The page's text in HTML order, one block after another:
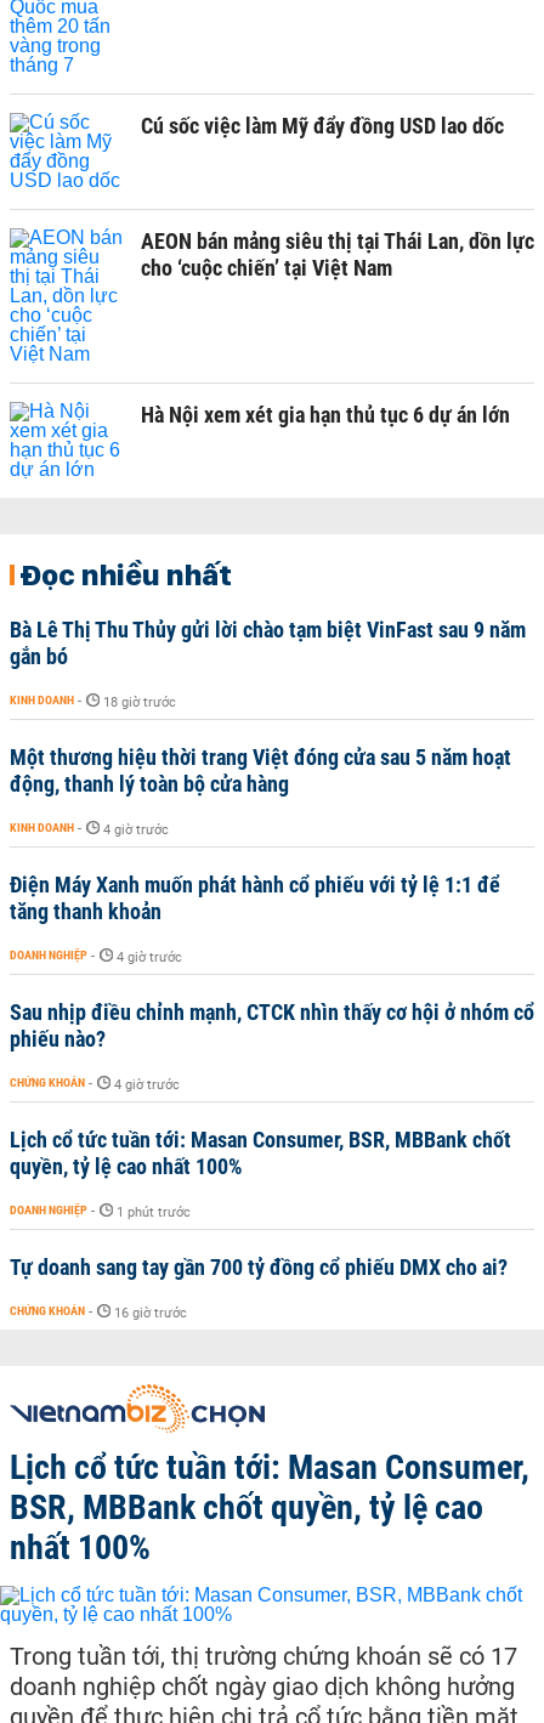
Cú sốc việc làm Mỹ đẩy đồng USD lao dốc
AEON bán mảng siêu thị tại Thái Lan, dồn lực
cho ‘cuộc chiến’ tại Việt Nam
Hà Nội xem xét gia hạn thủ tục 6 dự án lớn
Đọc nhiều nhất
Bà Lê Thị Thu Thủy gửi lời chào tạm biệt VinFast sau 9 năm
gắn bó
KINH DOANH - 18 giờ trước
Một thương hiệu thời trang Việt đóng cửa sau 5 năm hoạt
động, thanh lý toàn bộ cửa hàng
KINH DOANH - 4 giờ trước
Điện Máy Xanh muốn phát hành cổ phiếu với tỷ lệ 1:1 để
tăng thanh khoản
DOANH NGHIỆP - 4 giờ trước
Sau nhịp điều chỉnh mạnh, CTCK nhìn thấy cơ hội ở nhóm cổ
phiếu nào?
CHỨNG KHOÁN - 4 giờ trước
Lịch cổ tức tuần tới: Masan Consumer, BSR, MBBank chốt
quyền, tỷ lệ cao nhất 100%
DOANH NGHIỆP - 1 phút trước
Tự doanh sang tay gần 700 tỷ đồng cổ phiếu DMX cho ai?
CHỨNG KHOÁN - 16 giờ trước
Lịch cổ tức tuần tới: Masan Consumer,
BSR, MBBank chốt quyền, tỷ lệ cao
nhất 100%
Trong tuần tới, thị trường chứng khoán sẽ có 17
doanh nghiệp chốt ngày giao dịch không hưởng
quyền để thực hiện chi trả cổ tức bằng tiền mặt